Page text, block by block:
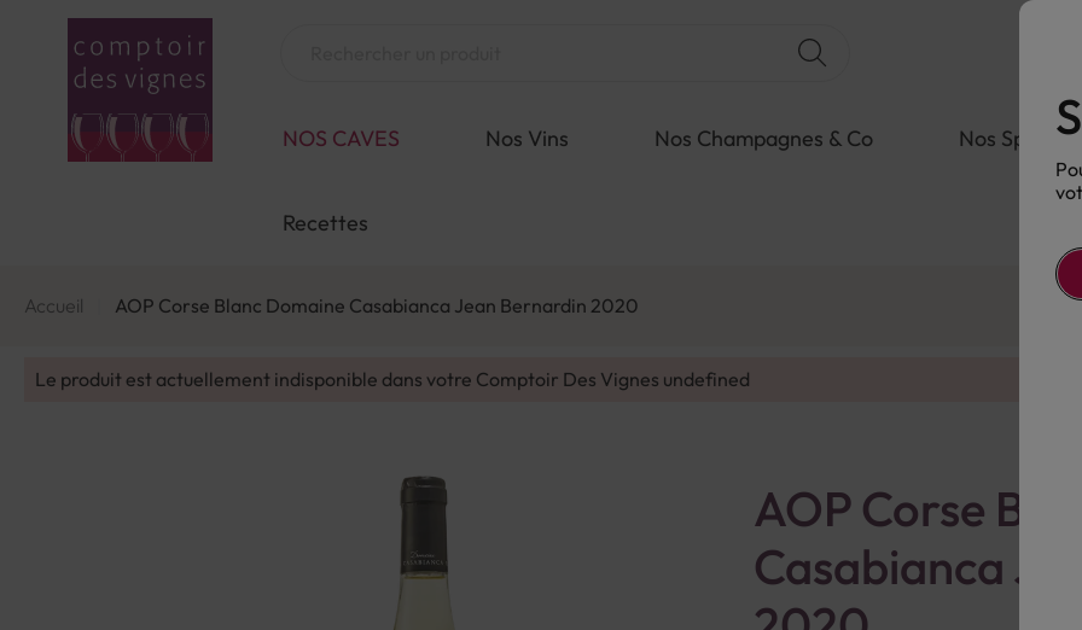
NOS CAVES Nos Vins Nos Champagnes & Co Nos
Recettes
Accueil AOP Corse Blanc Domaine Casabianca Jean Bernardin 2020
Le produit est actuellement indisponible dans votre Comptoir Des Vignes undefined
AOP Corse
Casabianca